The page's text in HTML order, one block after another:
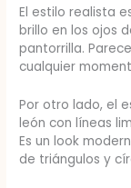
El estilo realista
brillo en los ojos
pantorrilla.
cualquier
Por otro lado, el
león con líneas
Es un look
de triángulos y